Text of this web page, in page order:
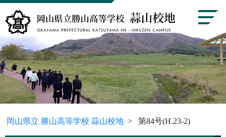
岡山県立 勝山高等学校 蒜山校地 第84号(H.23-2)